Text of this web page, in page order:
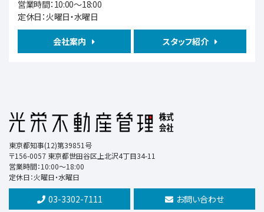
歩18分
■2021年築のきれいな戸建住宅 ■2LDK＋S…
第8位
保谷駅
歩32分
営業時間：10:00～18:00
定休日：火曜日・水曜日
会社案内 スタッフ紹介
東京都知事(12)第39851号
〒156-0057 東京都世田谷区上北沢4丁目34-11
営業時間：10:00～18:00
定休日：火曜日・水曜日
03-3302-7111 お問い合わせ